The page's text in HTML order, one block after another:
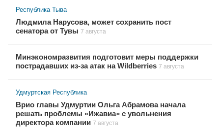
Республика Тыва
Людмила Нарусова, может сохранить пост
сенатора от Тувы 7 августа
Минэкономразвития подготовит меры поддержки
пострадавших из-за атак на Wildberries 7 августа
Удмуртская Республика
Врио главы Удмуртии Ольга Абрамова начала
решать проблемы «Ижавиа» с увольнения
директора компании 7 августа